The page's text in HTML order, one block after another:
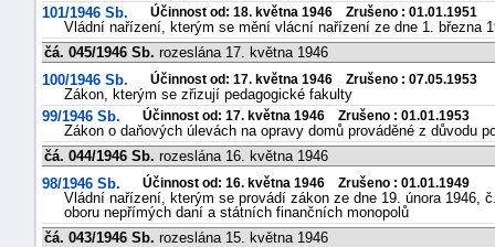
101/1946 Sb.
Účinnost od: 18. května 1946 Zrušeno : 01.01.1951
Vládní nařízení, kterým se mění vlácní nařízení ze dne 1. března
čá. 045/1946 Sb. rozeslána 17. května 1946
100/1946 Sb.
Účinnost od: 17. května 1946 Zrušeno : 07.05.1953
Zákon, kterým se zřizují pedagogické fakulty
99/1946 Sb.
Účinnost od: 17. května 1946 Zrušeno : 01.01.1953
Zákon o daňových úlevách na opravy domů prováděné z důvodu
čá. 044/1946 Sb. rozeslána 16. května 1946
98/1946 Sb.
Účinnost od: 16. května 1946 Zrušeno : 01.01.1949
Vládní nařízení, kterým se provádí zákon ze dne 19. února 1946,
oboru nepřímých daní a státních finančních monopolů
čá. 043/1946 Sb. rozeslána 15. května 1946